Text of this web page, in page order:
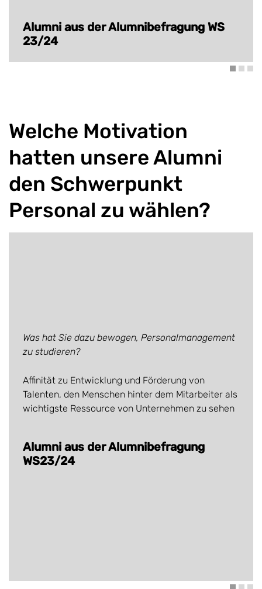
Alumni aus der Alumnibefragung WS
23/24
Welche Motivation
hatten unsere Alumni
den Schwerpunkt
Personal zu wählen?
Was hat Sie dazu bewogen, Personalmanagement
zu studieren?
Affinität zu Entwicklung und Förderung von
Talenten, den Menschen hinter dem Mitarbeiter als
wichtigste Ressource von Unternehmen zu sehen
Alumni aus der Alumnibefragung
WS23/24